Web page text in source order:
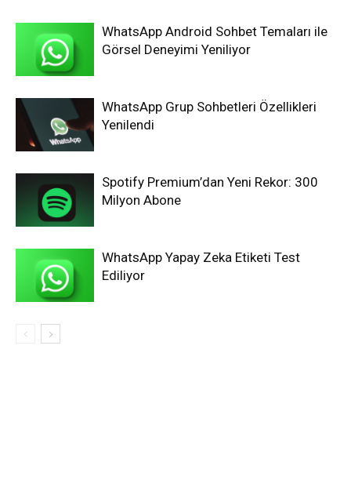
WhatsApp Android Sohbet Temaları ile
Görsel Deneyimi Yeniliyor
WhatsApp Grup Sohbetleri Özellikleri
Yenilendi
Spotify Premium’dan Yeni Rekor: 300
Milyon Abone
WhatsApp Yapay Zeka Etiketi Test
Ediliyor